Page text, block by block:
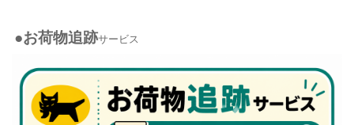
●お荷物追跡サービス